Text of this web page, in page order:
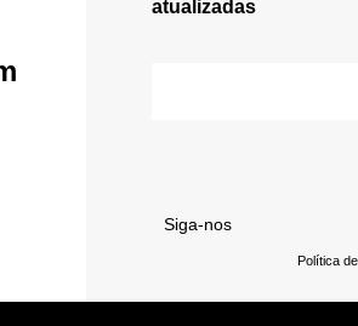
atualizadas
Siga-nos
Política